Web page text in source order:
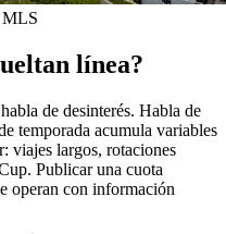
MLS
línea?
de desinterés. Habla de
temporada acumula variables
viajes largos, rotaciones
Publicar una cuota
operan con información